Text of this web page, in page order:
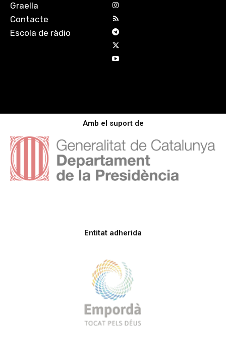
Graella
Contacte
Escola de ràdio
Amb el suport de
Entitat adherida